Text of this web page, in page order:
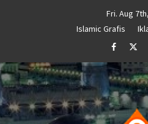
Fri. Aug
Islamic Grafis
Facebook